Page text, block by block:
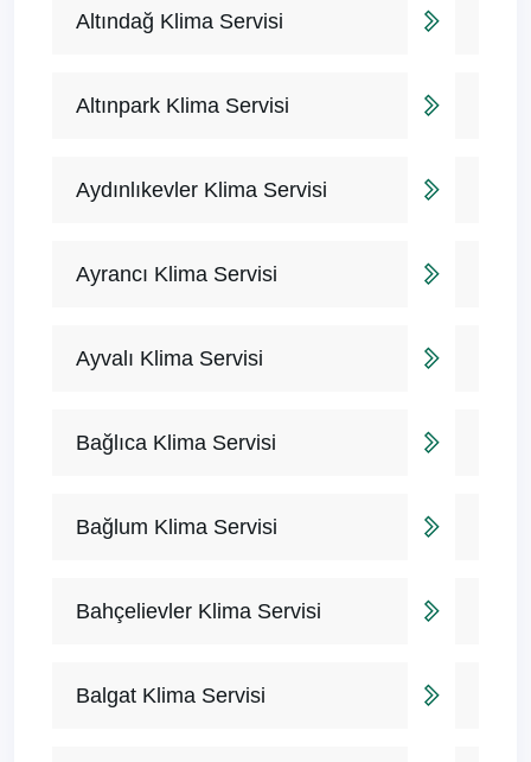
Altındağ Klima Servisi
Altınpark Klima Servisi
Aydınlıkevler Klima Servisi
Ayrancı Klima Servisi
Ayvalı Klima Servisi
Bağlıca Klima Servisi
Bağlum Klima Servisi
Bahçelievler Klima Servisi
Balgat Klima Servisi